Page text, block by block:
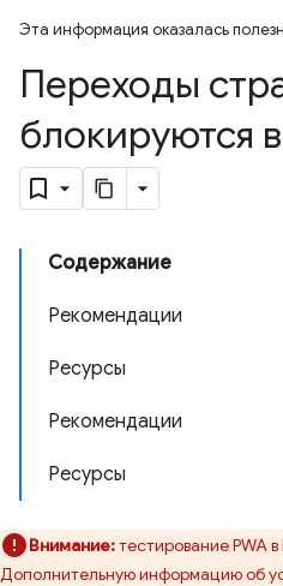
Эта информация оказалась
Переходы
блокируются
Содержание
Рекомендации
Ресурсы
Рекомендации
Ресурсы
Внимание:тестирование PWA
Дополнительную информацию об